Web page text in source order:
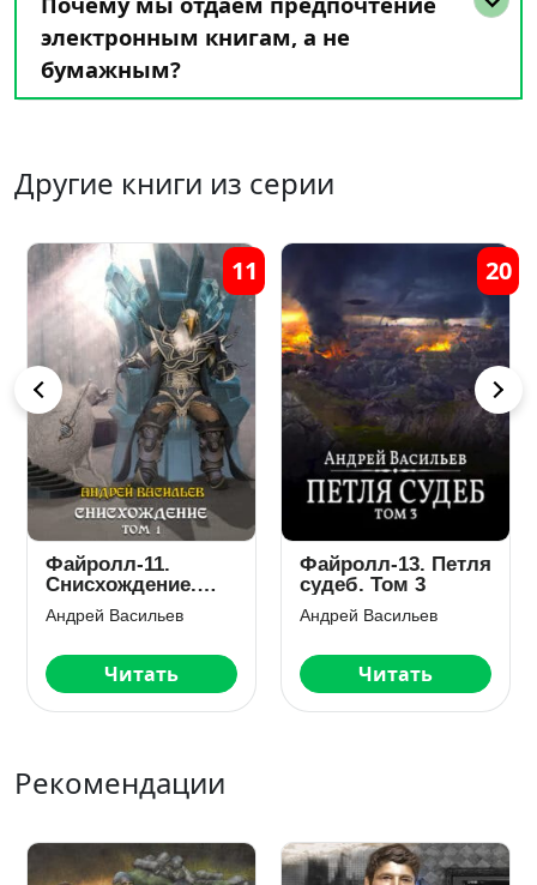
электронным книгам, а не
бумажным?
Другие книги из серии
20
Файролл-2. Пути
Востока
Андрей Васильев
Читать
2
Файролл-5.
Сицилианская
защита
Андрей Васильев
Читать
Рекомендации